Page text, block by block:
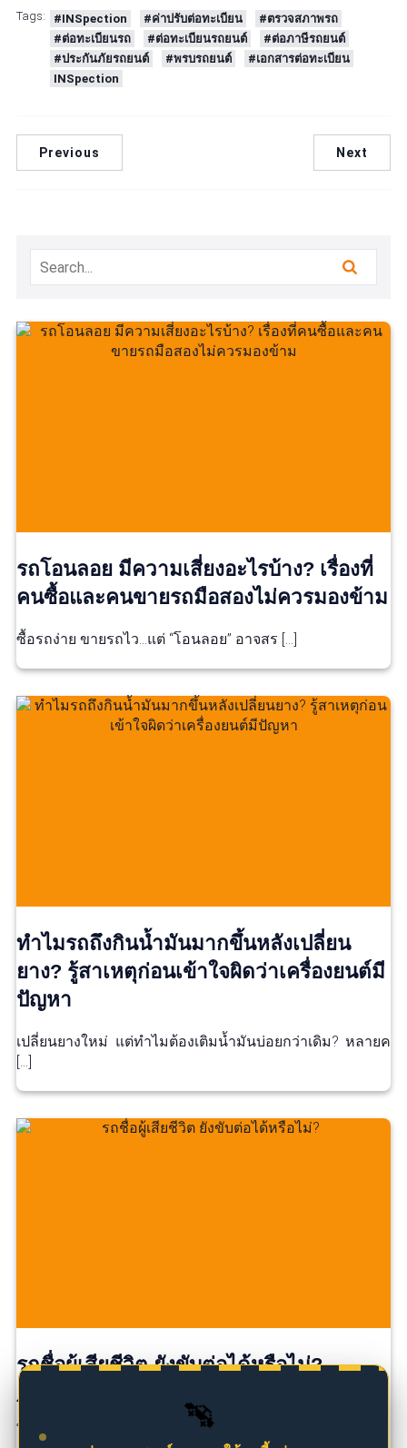
🚗
Tags: #INSpection #ค่าปรับต่อทะเบียน
#ตรวจสภาพรถ
#ต่อทะเบียนรถ
#ต่อทะเบียนรถยนต์
#ต่อภาษีรถยนต์
#ประกันภัยรถยนต์
#พรบรถยนต์
#เอกสารต่อทะเบียน
INSpection
Previous Next
รถโอนลอย มีความเสี่ยงอะไรบ้าง? เรื่องที่
คนซื้อและคนขายรถมือสองไม่ควรมองข้าม
ซื้อรถง่าย ขายรถไว…แต่ “โอนลอย” อาจสร […]
ทำไมรถถึงกินน้ำมันมากขึ้นหลังเปลี่ยน
ยาง? รู้สาเหตุก่อนเข้าใจผิดว่าเครื่องยนต์มี
ปัญหา
เปลี่ยนยางใหม่ แต่ทำไมต้องเติมน้ำมันบ่อยกว่าเดิม? หลายค
[…]
รถชื่อผู้เสียชีวิต ยังขับต่อได้หรือไม่?
โดยทั่วไป รถยังสามารถใช้งานได้ หากมีภาษีรถยนต์และ
พ.ร.บ […]